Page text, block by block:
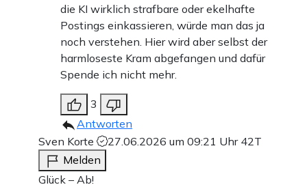
die KI wirklich strafbare oder ekelhafte
Postings einkassieren, würde man das ja
noch verstehen. Hier wird aber selbst der
harmloseste Kram abgefangen und dafür
Spende ich nicht mehr.
3
Antworten
Sven Korte
27.06.2026 um 09:21 Uhr 42T
Melden
Glück – Ab!